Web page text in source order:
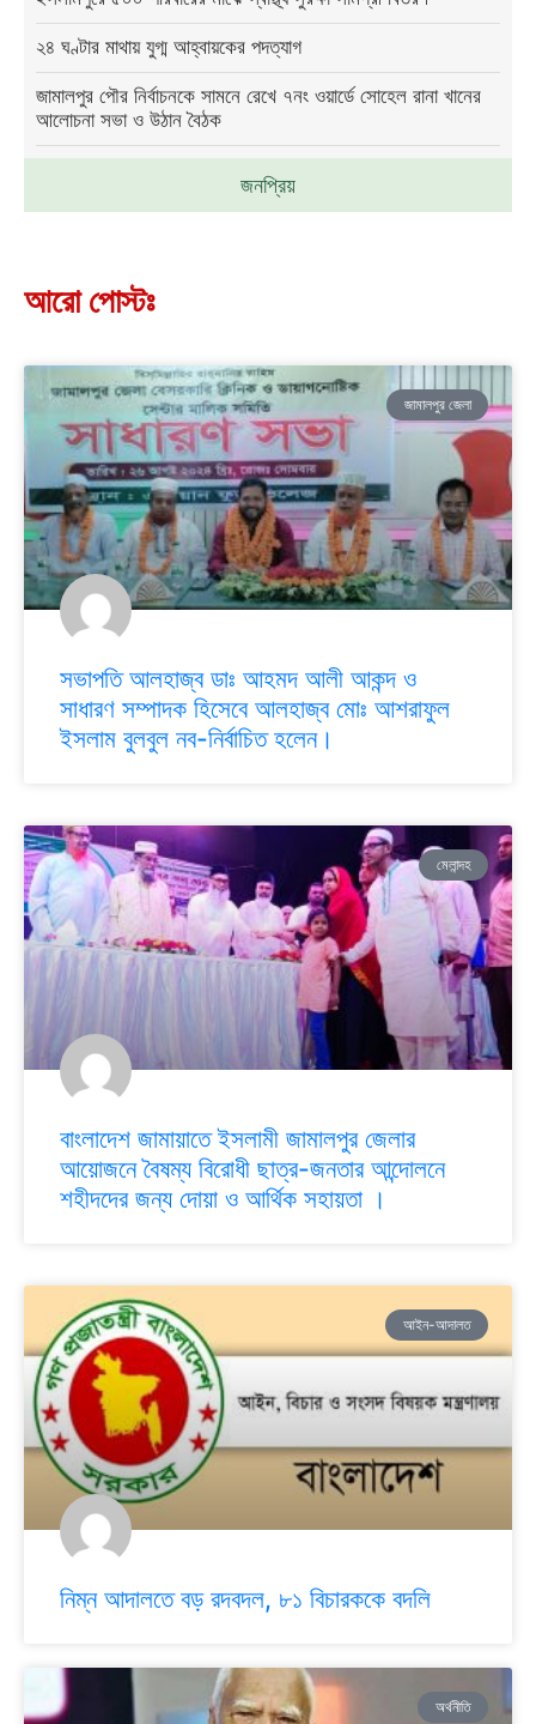
জনপ্রিয়
২৪ ঘণ্টার মাথায় যুগ্ম আহ্বায়কের পদত্যাগ
জামালপুর পৌর নির্বাচনকে সামনে রেখে ৭নং ওয়ার্ডে সোহেল রানা খানের
আলোচনা সভা ও উঠান বৈঠক
আরো পোস্টঃ
জামালপুর জেলা
সভাপতি আলহাজ্ব ডাঃ আহমদ আলী আকন্দ ও
সাধারণ সম্পাদক হিসেবে আলহাজ্ব মোঃ আশরাফুল
ইসলাম বুলবুল নব-নির্বাচিত হলেন।
মেলান্দহ
বাংলাদেশ জামায়াতে ইসলামী জামালপুর জেলার
আয়োজনে বৈষম্য বিরোধী ছাত্র-জনতার আন্দোলনে
শহীদদের জন্য দোয়া ও আর্থিক সহায়তা ।
আইন-আদালত
নিম্ন আদালতে বড় রদবদল, ৮১ বিচারককে বদলি
অর্থনীতি